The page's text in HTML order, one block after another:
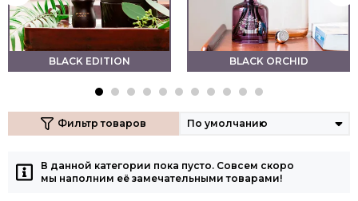
BLACK EDITION BLACK ORCHID
Фильтр товаров
В данной категории пока пусто. Совсем скоро
мы наполним её замечательными товарами!